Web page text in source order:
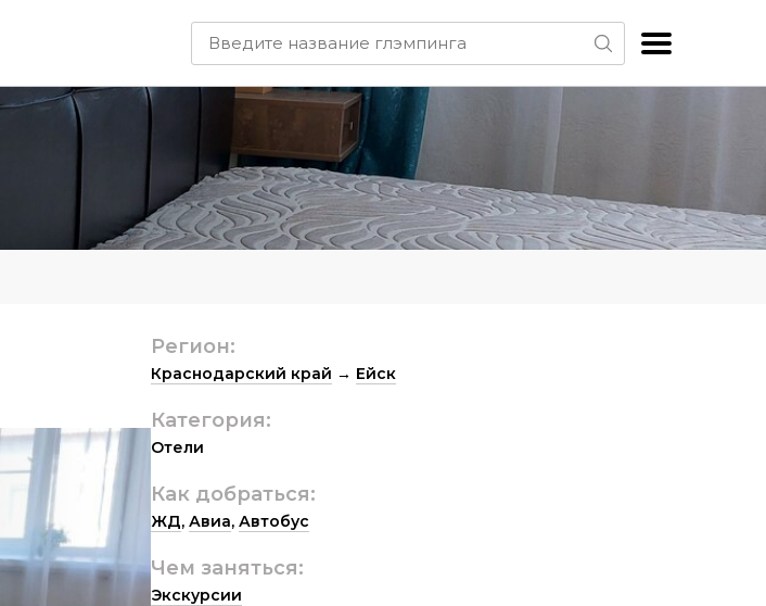
Регион:
Краснодарский край → Ейск
Категория:
Отели
Как добраться:
ЖД, Авиа, Автобус
Чем заняться:
Экскурсии